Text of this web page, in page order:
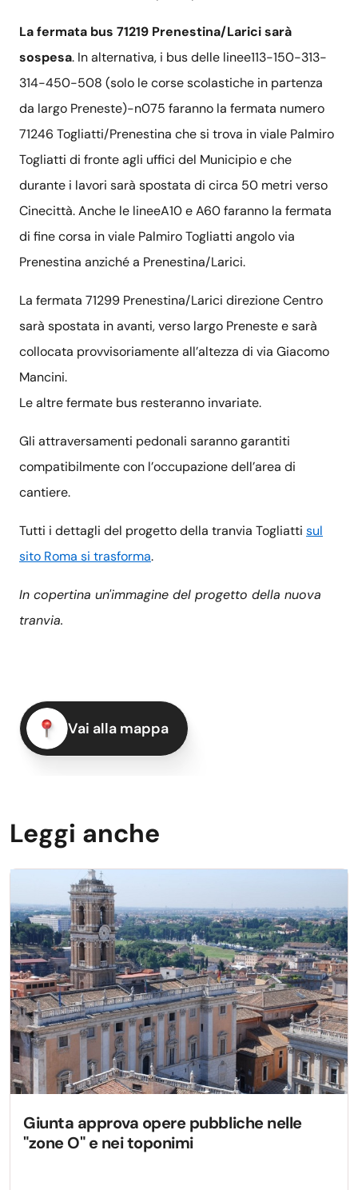
La fermata bus 71219 Prenestina/Larici sarà
sospesa. In alternativa, i bus delle linee113-150-313-
314-450-508 (solo le corse scolastiche in partenza
da largo Preneste)-n075 faranno la fermata numero
71246 Togliatti/Prenestina che si trova in viale Palmiro
Togliatti di fronte agli uffici del Municipio e che
durante i lavori sarà spostata di circa 50 metri verso
Cinecittà. Anche le lineeA10 e A60 faranno la fermata
di fine corsa in viale Palmiro Togliatti angolo via
Prenestina anziché a Prenestina/Larici.
La fermata 71299 Prenestina/Larici direzione Centro
sarà spostata in avanti, verso largo Preneste e sarà
collocata provvisoriamente all’altezza di via Giacomo
Mancini.
Le altre fermate bus resteranno invariate.
Gli attraversamenti pedonali saranno garantiti
compatibilmente con l’occupazione dell’area di
cantiere.
Tutti i dettagli del progetto della tranvia Togliatti sul
sito Roma si trasforma.
In copertina un'immagine del progetto della nuova
tranvia.
Vai alla mappa
Leggi anche
Giunta approva opere pubbliche nelle
"zone O" e nei toponimi